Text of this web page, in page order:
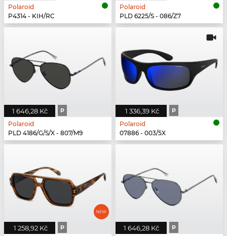
Polaroid
P4314 - KIH/RC
Polaroid
PLD 6225/S - 086/Z7
1 646,28 Kč P
Polaroid
PLD 4186/G/S/X - 807/M9
1 336,39 Kč P
Polaroid
07886 - 003/5X
1 258,92 Kč P 1 646,28 Kč P